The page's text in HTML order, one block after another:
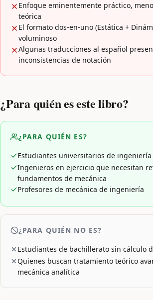
Enfoque eminentemente práctico,
teórica
El formato dos-en-uno (Estática +
voluminoso
Algunas traducciones al español
inconsistencias de notación
¿Para quién es este libro?
¿PARA QUIÉN ES?
Estudiantes universitarios de ingeniería
Ingenieros en ejercicio que necesitan
fundamentos de mecánica
Profesores de mecánica de ingeniería
¿PARA QUIÉN NO ES?
Estudiantes de bachillerato sin cálculo
Quienes buscan tratamiento teórico
mecánica analítica